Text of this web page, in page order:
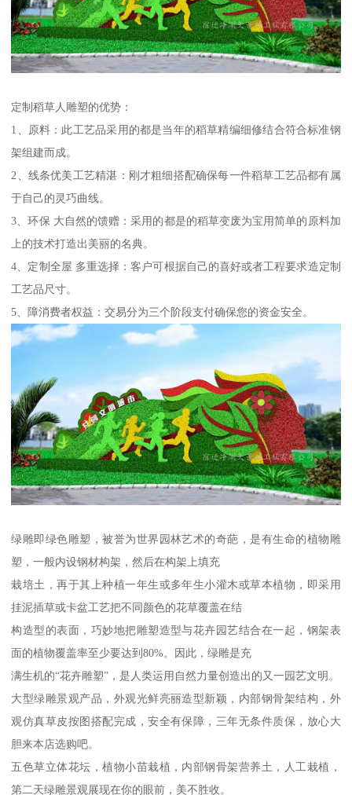
定制稻草人雕塑的优势：
1、原料：此工艺品采用的都是当年的稻草精编细修结合符合标准钢
架组建而成。
2、线条优美工艺精湛：刚才粗细搭配确保每一件稻草工艺品都有属
于自己的灵巧曲线。
3、环保 大自然的馈赠：采用的都是的稻草变废为宝用简单的原料加
上的技术打造出美丽的名典。
4、定制全屋 多重选择：客户可根据自己的喜好或者工程要求造定制
工艺品尺寸。
5、障消费者权益：交易分为三个阶段支付确保您的资金安全。
绿雕即绿色雕塑，被誉为世界园林艺术的奇葩，是有生命的植物雕
塑，一般内设钢材构架，然后在构架上填充
栽培土，再于其上种植一年生或多年生小灌木或草本植物，即采用
挂泥插草或卡盆工艺把不同颜色的花草覆盖在结
构造型的表面，巧妙地把雕塑造型与花卉园艺结合在一起，钢架表
面的植物覆盖率至少要达到80%。因此，绿雕是充
满生机的“花卉雕塑”，是人类运用自然力量创造出的又一园艺文明。
大型绿雕景观产品，外观光鲜亮丽造型新颖，内部钢骨架结构，外
观仿真草皮按图搭配完成，安全有保障，三年无条件质保，放心大
胆来本店选购吧。
五色草立体花坛，植物小苗栽植，内部钢骨架营养土，人工栽植，
第二天绿雕景观展现在你的眼前，美不胜收。